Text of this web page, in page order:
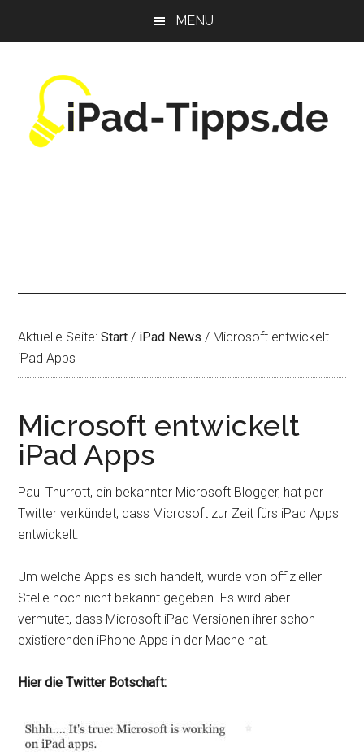
MENU
Aktuelle Seite:Start / iPad News / Microsoft entwickelt
iPad Apps
Microsoft entwickelt
iPad Apps
Paul Thurrott, ein bekannter Microsoft Blogger, hat per
Twitter verkündet, dass Microsoft zur Zeit fürs iPad Apps
entwickelt.
Um welche Apps es sich handelt, wurde von offizieller
Stelle noch nicht bekannt gegeben. Es wird aber
vermutet, dass Microsoft iPad Versionen ihrer schon
existierenden iPhone Apps in der Mache hat.
Hier die Twitter Botschaft: